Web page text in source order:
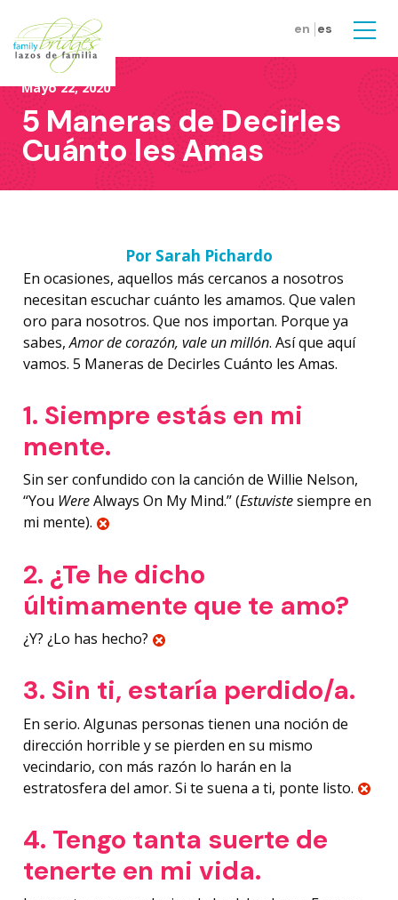
en es
Mayo 22, 2020
5 Maneras de Decirles
Cuánto les Amas
Por Sarah Pichardo
En ocasiones, aquellos más cercanos a nosotros
necesitan escuchar cuánto les amamos. Que valen
oro para nosotros. Que nos importan. Porque ya
sabes,Amor de corazón, vale un millón. Así que aquí
vamos. 5 Maneras de Decirles Cuánto les Amas.
1. Siempre estás en mi
mente.
Sin ser confundido con la canción de Willie Nelson,
“You WereAlways On My Mind.” (Estuvistesiempre en
mi mente).
2. ¿Te he dicho
últimamente que te amo?
¿Y? ¿Lo has hecho?
3. Sin ti, estaría perdido/a.
En serio. Algunas personas tienen una noción de
dirección horrible y se pierden en su mismo
vecindario, con más razón lo harán en la
estratosfera del amor. Si te suena a ti, ponte listo.
4. Tengo tanta suerte de
tenerte en mi vida.